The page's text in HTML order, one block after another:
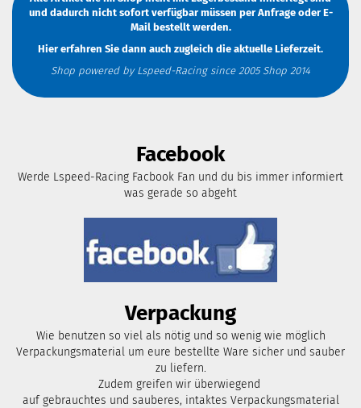
und dadurch nicht sofort verfügbar müssen per AnfrageoderE-
Mailbestellt werden.
Hier erfahren Sie dann auch zugleich die aktuelle Lieferzeit.
Shop powered by Lspeed-Racing since 2005 Shop 2014
Facebook
Werde Lspeed-Racing Facbook Fan und du bis immer informiert
was gerade so abgeht
Verpackung
Wie benutzen so viel als nötig und so wenig wie möglich
Verpackungsmaterial um eure bestellte Ware sicher und sauber
zu liefern.
Zudem greifen wir überwiegend
auf gebrauchtes und sauberes, intaktes Verpackungsmaterial